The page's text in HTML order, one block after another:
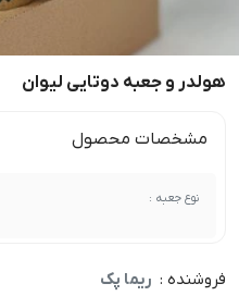
هولدر و جعبه دوتایی لیوان
مشخصات محصول
نوع جعبه :
فروشنده : ریما پک